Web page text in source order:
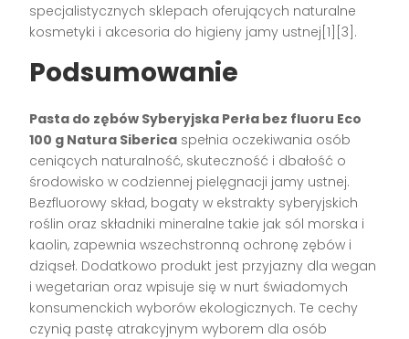
specjalistycznych sklepach oferujących naturalne
kosmetyki i akcesoria do higieny jamy ustnej[1][3].
Podsumowanie
Pasta do zębów Syberyjska Perła bez fluoru Eco
100 g Natura Siberica spełnia oczekiwania osób
ceniących naturalność, skuteczność i dbałość o
środowisko w codziennej pielęgnacji jamy ustnej.
Bezfluorowy skład, bogaty w ekstrakty syberyjskich
roślin oraz składniki mineralne takie jak sól morska i
kaolin, zapewnia wszechstronną ochronę zębów i
dziąseł. Dodatkowo produkt jest przyjazny dla wegan
i wegetarian oraz wpisuje się w nurt świadomych
konsumenckich wyborów ekologicznych. Te cechy
czynią pastę atrakcyjnym wyborem dla osób